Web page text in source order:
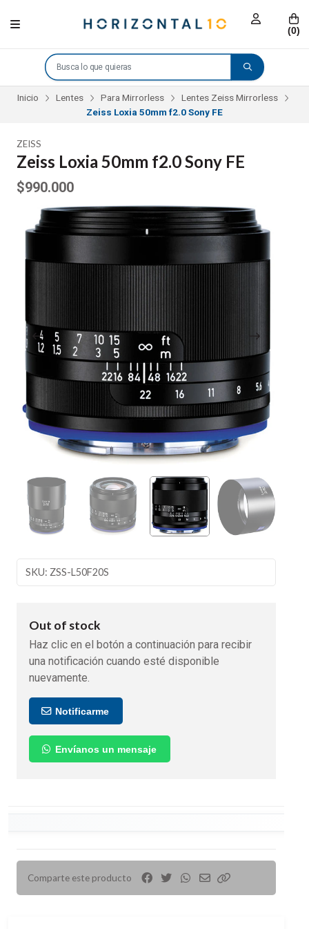
(0)
Inicio Lentes Para Mirrorless
Lentes Zeiss Mirrorless
Zeiss Loxia 50mm f2.0 Sony FE
ZEISS
Zeiss Loxia 50mm f2.0 Sony FE
$990.000
SKU: ZSS-L50F20S
Out of stock
Haz clic en el botón a continuación para recibir
una notificación cuando esté disponible
nuevamente.
Notificarme
Envíanos un mensaje
Comparte este producto